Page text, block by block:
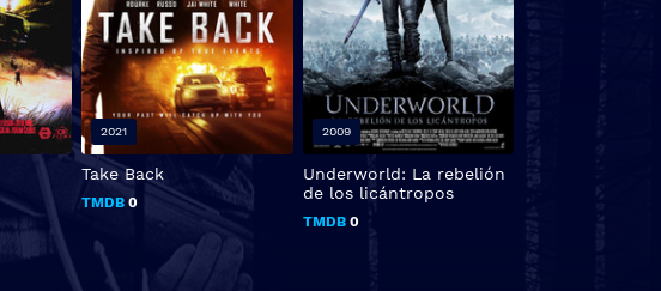
Take Back
TMDB 0
2021
Underworld: La rebelión
de los licántropos
TMDB0
2009
You Die
TMDB